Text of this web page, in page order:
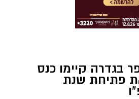
בגדרה קיימו כנס
פתיחת שנת